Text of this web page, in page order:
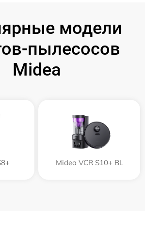
модели
пылесосов
Midea
Midea VCR S10+ BL